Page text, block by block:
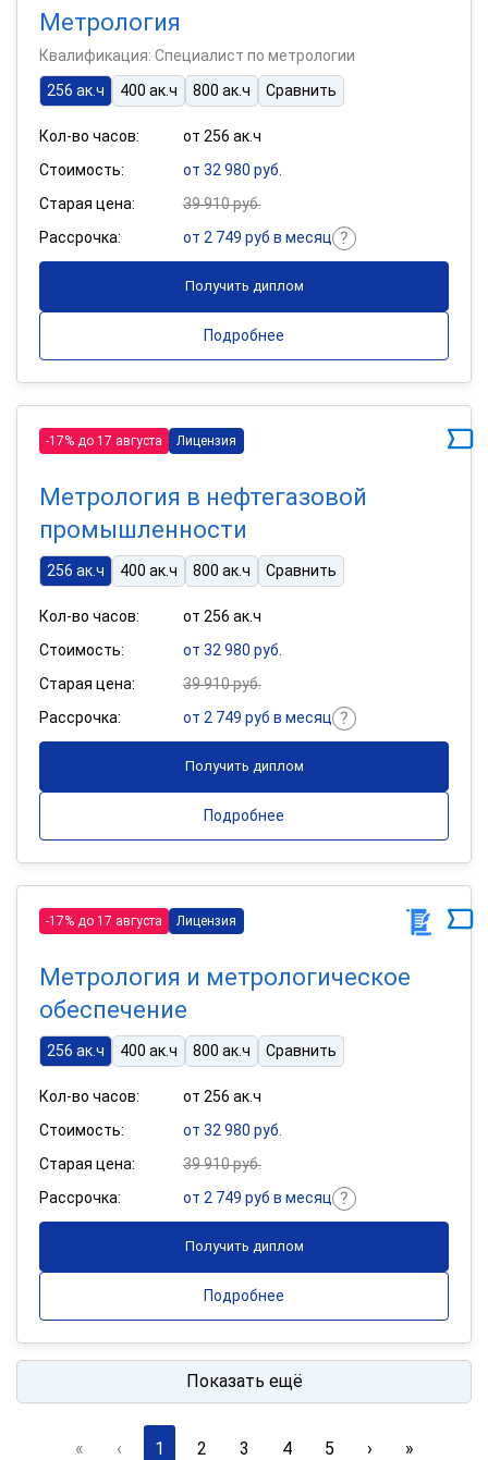
Метрология
Квалификация: Специалист по метрологии
256 ак.ч
400 ак.ч 800 ак.ч Сравнить
Кол-во часов:
от 256 ак.ч
Стоимость:
от 32 980 руб.
Старая цена:
39 910 руб.
Рассрочка:
от 2 749 руб в месяц
Получить диплом
Подробнее
-17% до 17 августа Лицензия
Метрология в нефтегазовой
промышленности
256 ак.ч 400 ак.ч 800 ак.ч Сравнить
Кол-во часов:
от 256 ак.ч
Стоимость:
от 32 980 руб.
Старая цена:
39 910 руб.
Рассрочка:
от 2 749 руб в месяц
Получить диплом
Подробнее
-17% до 17 августа Лицензия
Метрология и метрологическое
обеспечение
256 ак.ч 400 ак.ч 800 ак.ч Сравнить
Кол-во часов:
от 256 ак.ч
Стоимость:
от 32 980 руб.
Старая цена:
39 910 руб.
Рассрочка:
от 2 749 руб в месяц
Получить диплом
Подробнее
Показать ещё
« ‹ 1 2 3 4 5 › »